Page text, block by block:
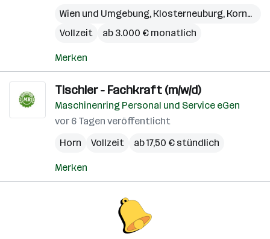
Wien und Umgebung, Klosterneuburg, Korneuburg
Vollzeit
ab 3.000 € monatlich
Merken
Tischler - Fachkraft (m/w/d)
Maschinenring Personal und Service eGen
vor 6 Tagen veröffentlicht
Horn
Vollzeit ab 17,50 € stündlich
Merken